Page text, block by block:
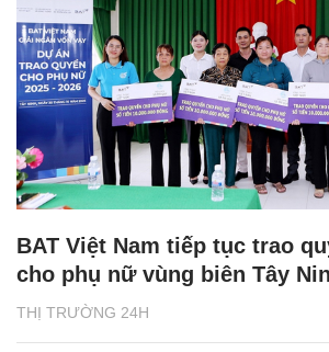
THỊ TRƯỜNG 24H
BAT Việt Nam tiếp tục trao
cho phụ nữ vùng biên Tây